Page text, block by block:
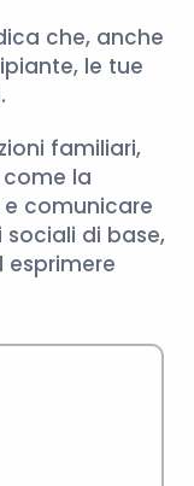
che, anche
le tue
familiari,
la
comunicare
di base,
esprimere